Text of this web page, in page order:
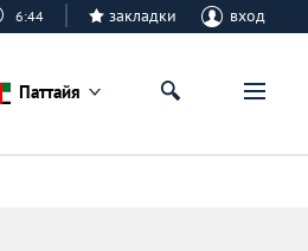
6:44 закладки вход
Паттайя